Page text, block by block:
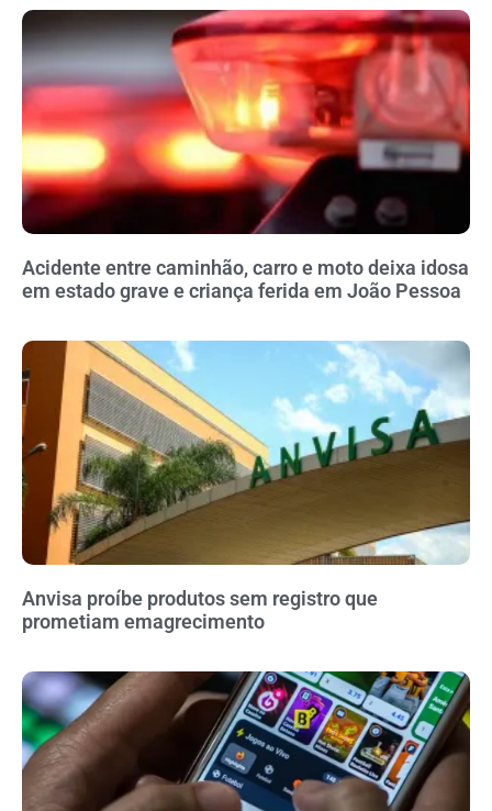
Acidente entre caminhão, carro e moto deixa idosa
em estado grave e criança ferida em João Pessoa
Anvisa proíbe produtos sem registro que
prometiam emagrecimento